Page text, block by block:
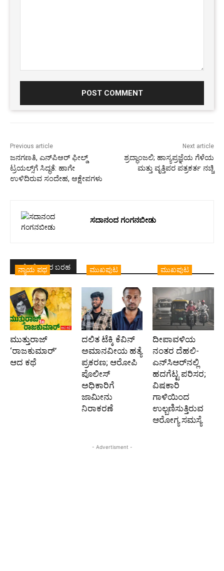
Previous article
ಜನಗಣತಿ, ಎನ್‌ಪಿಆರ್ ಫೀಲ್ಡ್
ಟ್ರಯಲ್ಸ್‌ಗೆ ಸಿದ್ಧತೆ: ಹಾಗೇ
ಉಳಿದಿರುವ ಸಂದೇಹ, ಆಕ್ಷೇಪಗಳು
Next article
ಶ್ರದ್ಧಾಂಜಲಿ; ಹಾಸ್ಯಪ್ರಜ್ಞೆಯ ಗೆಳೆಯ
ಮತ್ತು ವೃತ್ತಿಪರ ಪತ್ರಕರ್ತ ನಚ್ಚಿ
ಸದಾನಂದ ಗಂಗನಬೀಡು
ಇದೇ ಲೇಖಕರ ಬರಹ
ನ್ಯಾಯ ಪಥ
ಮುತ್ತುರಾಜ್
‘ರಾಜಕುಮಾರ್‍’
ಆದ ಕಥೆ
ಮುಖಪುಟ
ದಲಿತ ಟೆಕ್ಕಿ ಕೆವಿನ್
ಅಮಾನವೀಯ ಹತ್ಯೆ
ಪ್ರಕರಣ; ಆರೋಪಿ
ಪೊಲೀಸ್‌
ಅಧಿಕಾರಿಗೆ
ಜಾಮೀನು
ನಿರಾಕರಣೆ
ಮುಖಪುಟ
ದೀಪಾವಳಿಯ
ನಂತರ ದೆಹಲಿ-
ಎನ್‌ಸಿಆರ್‌ನಲ್ಲಿ
ಹದಗೆಟ್ಟ ಪರಿಸರ;
ವಿಷಕಾರಿ
ಗಾಳಿಯಿಂದ
ಉಲ್ಬಣಿಸುತ್ತಿರುವ
ಆರೋಗ್ಯ ಸಮಸ್ಯೆ
- Advertisment -